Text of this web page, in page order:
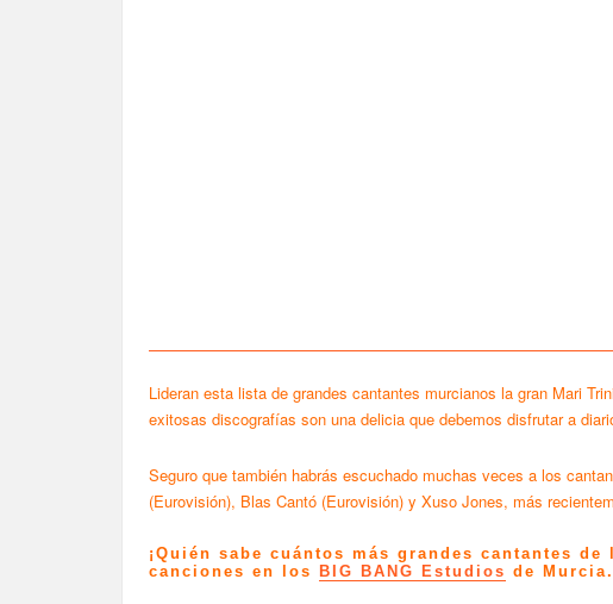
Lideran esta lista de grandes cantantes murcianos la gran Mari
exitosas discografías son una delicia que debemos disfrutar a
Seguro que también habrás escuchado muchas veces a los
(Eurovisión), Blas Cantó (Eurovisión) y Xuso Jones, más
¡Quién sabe cuántos más grandes cantantes
canciones en los BIG BANG Estudios de Murcia.